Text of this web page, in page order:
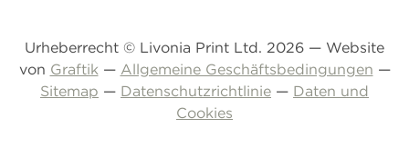
Urheberrecht © Livonia Print Ltd. 2026 — Website
von Graftik— Allgemeine Geschäftsbedingungen —
Sitemap — Datenschutzrichtlinie — Daten und
Cookies